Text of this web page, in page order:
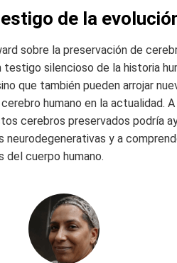
de la
sobre la preservación de
silencioso de la historia
que también pueden arrojar
humano en la actualidad.
cerebros preservados podría
neurodegenerativas y a
del cuerpo humano.